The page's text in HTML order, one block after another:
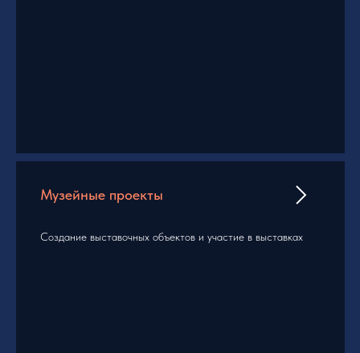
Музейные проекты
Создание выставочных объектов и участие в выставках